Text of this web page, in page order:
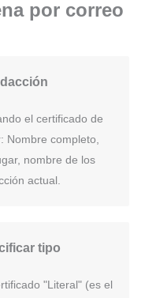
por correo
el certificado de
Nombre completo,
nombre de los
actual.
tipo
"Literal" (es el